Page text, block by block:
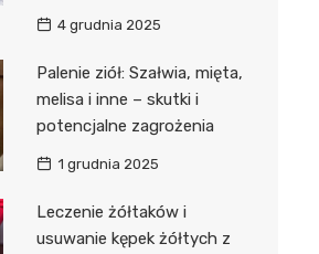
4 grudnia 2025
Palenie ziół: Szałwia, mięta,
melisa i inne – skutki i
potencjalne zagrożenia
1 grudnia 2025
Leczenie żółtaków i
usuwanie kępek żółtych z